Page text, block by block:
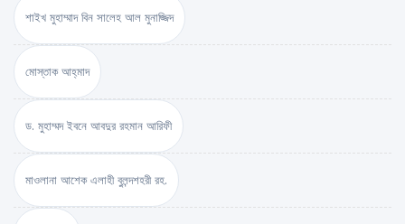
শাইখ মুহাম্মাদ বিন সালেহ আল মুনাজ্জিদ
মোস্তাক আহ্‌মাদ
ড. মুহাম্মদ ইবনে আবদুর রহমান আরিফী
মাওলানা আশেক এলাহী বুলন্দশহরী রহ.